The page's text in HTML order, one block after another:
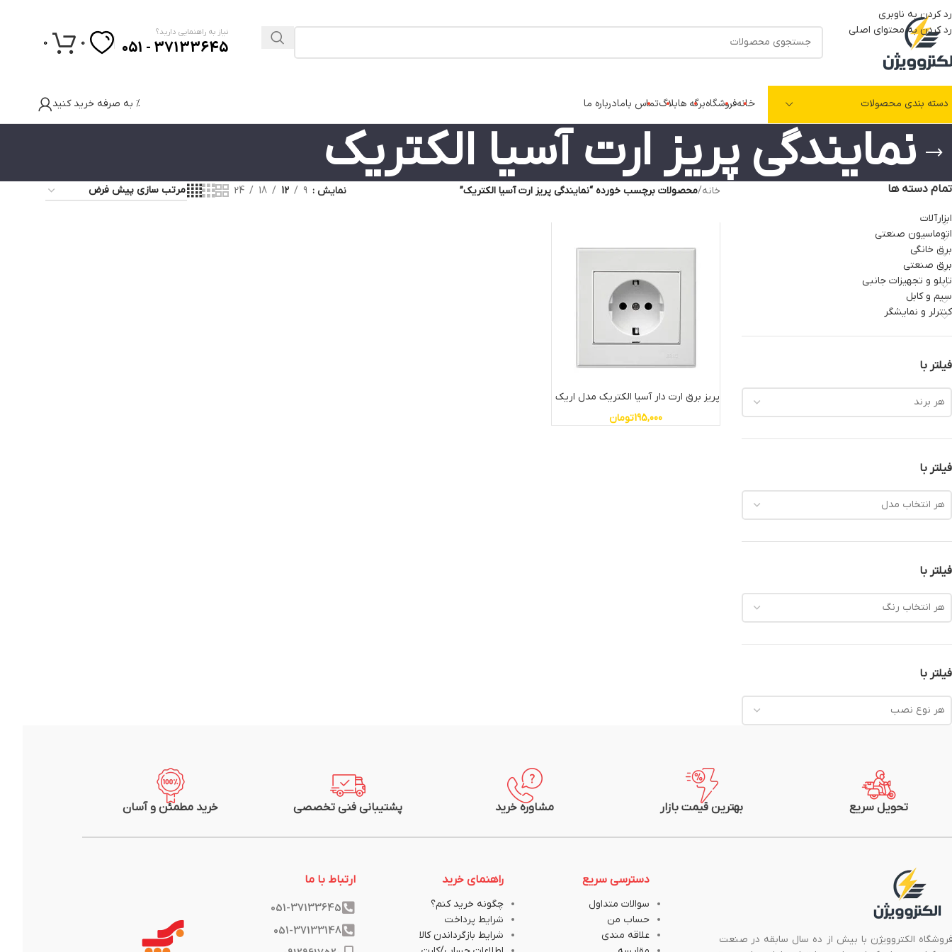
رد کردن به ناوبری
رد کردن به محتوای اصلی
نیاز به راهنمایی دارید؟
37133645 - 051
0
0
دسته بندی محصولات خانهفروشگاهبرگه هابلاگتماس بامادرباره ما % به صرفه خرید کنید
نمایندگی پریز ارت آسیا الکتریک
تمام دسته ها
ابزارآلات
اتوماسیون صنعتی
برق خانگی
برق صنعتی
تابلو و تجهیزات جانبی
سیم و کابل
کنترلر و نمایشگر
فیلتر با
هر برند
فیلتر با
هر انتخاب مدل
فیلتر با
هر انتخاب رنگ
فیلتر با
هر نوع نصب
خانه/محصولات برچسب خورده “نمایندگی پریز ارت آسیا الکتریک” نمایش 9
12
18
24
پریز برق ارت دار آسیا الکتریک مدل اریک
195,000تومان
تحویل سریع بهترین قیمت بازار مشاوره خرید پشتیبانی فنی تخصصی خرید مطمئن و آسان
الکتروویژن با بیش از ده سال سابقه در صنعت
دسترسی سریع
سوالات متداول
حساب من
علاقه مندی
راهنمای خرید
چگونه خرید کنم؟
شرایط پرداخت
شرایط بازگرداندن کالا
ارتباط با ما
051-37133645
051-37133148